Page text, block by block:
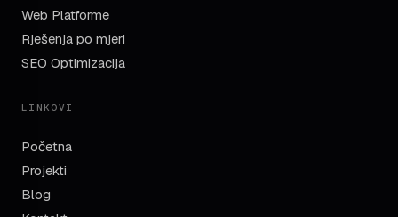
Web Platforme
Rješenja po mjeri
SEO Optimizacija
LINKOVI
Početna
Projekti
Blog